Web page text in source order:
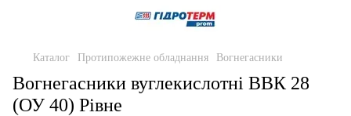
Каталог Протипожежне обладнання Вогнегасники
Вогнегасники вуглекислотні ВВК 28
(ОУ 40) Рівне